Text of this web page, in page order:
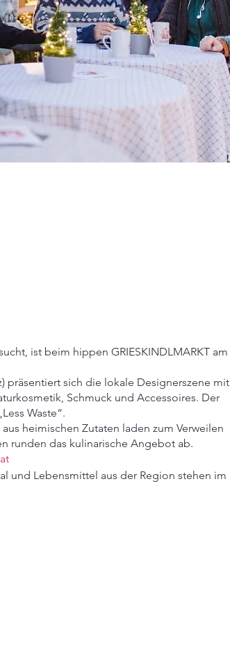
ist beim hippen GRIESKINDLMARKT am
präsentiert sich die lokale Designerszene mit
Schmuck und Accessoires. Der
Waste“.
heimischen Zutaten laden zum Verweilen
runden das kulinarische Angebot ab.
und Lebensmittel aus der Region stehen im